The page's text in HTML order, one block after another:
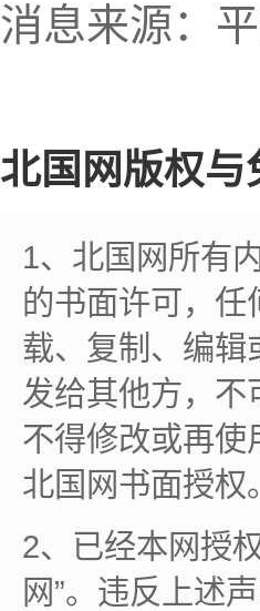
消息来源：
北国网版权与
1、北国网所有
的书面许可，
载、复制、编辑
发给其他方，不
不得修改或再使
北国网书面授权
2、已经本网授
网”。违反上述